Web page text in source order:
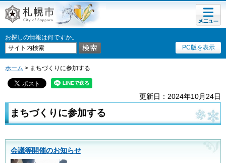
札幌市
お探しの情報は何ですか。
PC版を表示
メニュ
ー
ホーム > まちづくりに参加する
更新日：2024年10月24日
まちづくりに参加する
会議等開催のお知らせ